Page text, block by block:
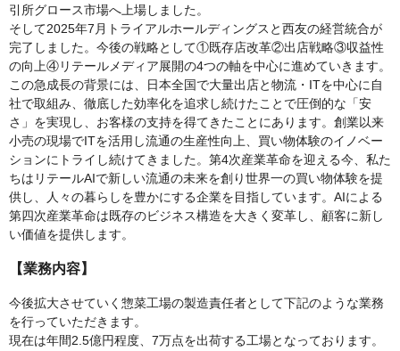
引所グロース市場へ上場しました。
そして2025年7月トライアルホールディングスと西友の経営統合が
完了しました。今後の戦略として①既存店改革②出店戦略③収益性
の向上④リテールメディア展開の4つの軸を中心に進めていきます。
この急成長の背景には、日本全国で大量出店と物流・ITを中心に自
社で取組み、徹底した効率化を追求し続けたことで圧倒的な「安
さ」を実現し、お客様の支持を得てきたことにあります。創業以来
小売の現場でITを活用し流通の生産性向上、買い物体験のイノベー
ションにトライし続けてきました。第4次産業革命を迎える今、私た
ちはリテールAIで新しい流通の未来を創り世界一の買い物体験を提
供し、人々の暮らしを豊かにする企業を目指しています。AIによる
第四次産業革命は既存のビジネス構造を大きく変革し、顧客に新し
い価値を提供します。
【業務内容】
今後拡大させていく惣菜工場の製造責任者として下記のような業務
を行っていただきます。
現在は年間2.5億円程度、7万点を出荷する工場となっております。